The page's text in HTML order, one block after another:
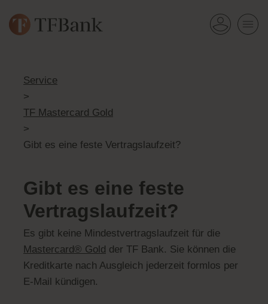
Service
>
TF Mastercard Gold
>
Gibt es eine feste Vertragslaufzeit?
Gibt es eine feste
Vertragslaufzeit?
Es gibt keine Mindestvertragslaufzeit für die
Mastercard® Gold der TF Bank. Sie können die
Kreditkarte nach Ausgleich jederzeit formlos per
E-Mail kündigen.